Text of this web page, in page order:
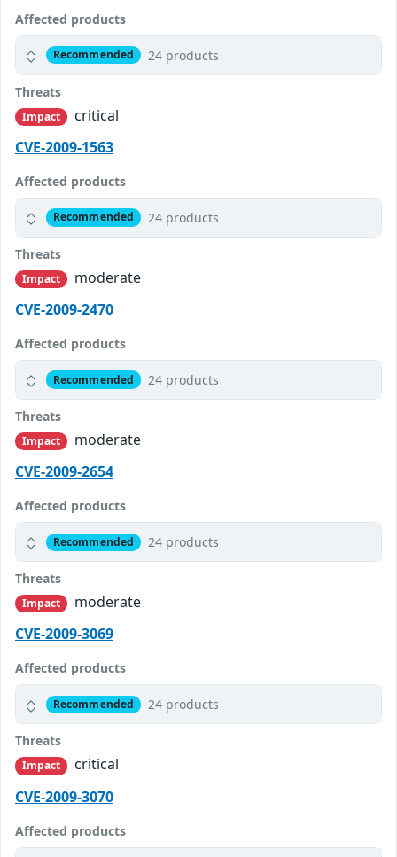
Affected products
Recommended 24 products
Threats
Impact
critical
CVE-2009-1563
Affected products
Recommended 24 products
Threats
Impact
moderate
CVE-2009-2470
Affected products
Recommended 24 products
Threats
Impact
moderate
CVE-2009-2654
Affected products
Recommended 24 products
Threats
Impact
moderate
CVE-2009-3069
Affected products
Recommended 24 products
Threats
Impact
critical
CVE-2009-3070
Affected products